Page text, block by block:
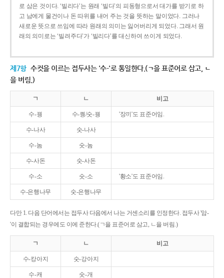
로 삼은 것이다. ‘빌리다’는 원래 ‘빌다’의 피동형으로서 대가를 받기로 하
고 남에게 물건이나 돈 따위를 내어 주는 것을 뜻하는 말이었다. 그러나
새로운 뜻으로 쓰임에 따라 원래의 의미는 잃어버리게 되었다. 그래서 원
래의 의미로는 ‘빌려주다’가 ‘빌리다’를 대신하여 쓰이게 되었다.
제7항 수컷을 이르는 접두사는 '수-'로 통일한다.(ㄱ을 표준어로 삼고, ㄴ
을 버림.)
ㄱ ㄴ 비고
수-꿩 수-퀑/숫-꿩 '장끼'도 표준어임.
수-나사 숫-나사
수-놈 숫-놈
수-사돈 숫-사돈
수-소 숫-소 '황소'도 표준어임.
수-은행나무 숫-은행나무
다만 1. 다음 단어에서는 접두사 다음에서 나는 거센소리를 인정한다. 접두사 '암-
'이 결합되는 경우에도 이에 준한다.(ㄱ을 표준어로 삼고, ㄴ을 버림.)
ㄱ ㄴ 비고
수-캉아지 숫-강아지
수-캐 숫-개